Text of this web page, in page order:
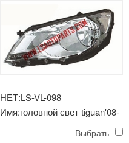
НЕТ:LS-VL-098
Имя:головной свет tiguan'08-
Выбрать